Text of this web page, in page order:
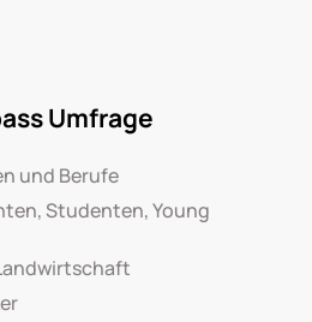
Umfrage
und Berufe
Studenten, Young